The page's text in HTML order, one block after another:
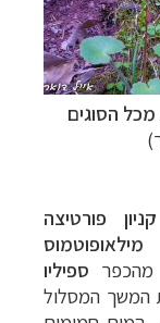
הסוגים
קניון פורטיצה
מילאופוטמוס
מהכפר ספיליו
המשך המסלול